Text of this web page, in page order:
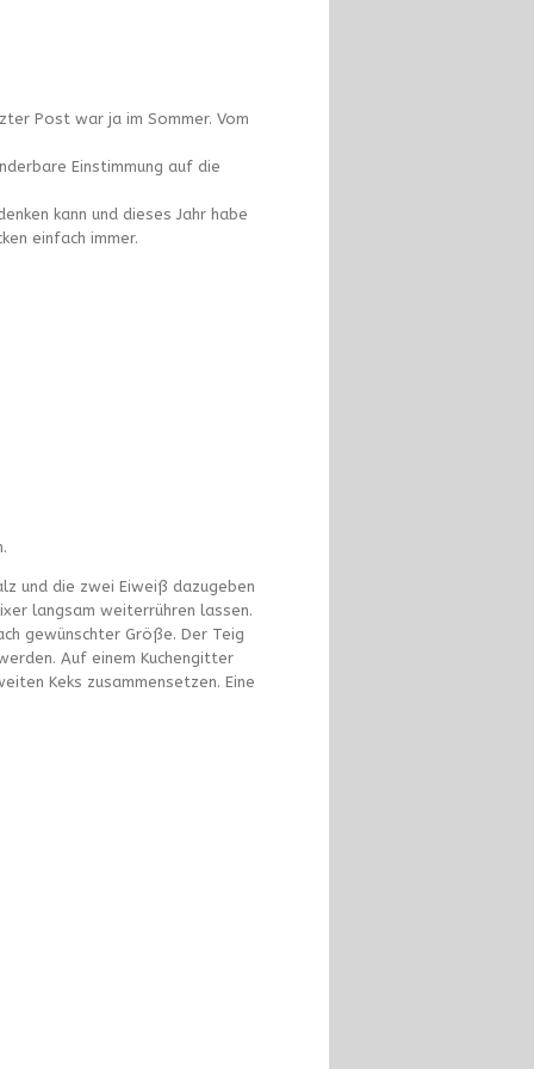
Post war ja im Sommer. Vom
Einstimmung auf die
kann und dieses Jahr habe
einfach immer.
und die zwei Eiweiß dazugeben
langsam weiterrühren lassen.
gewünschter Größe. Der Teig
Auf einem Kuchengitter
Keks zusammensetzen. Eine